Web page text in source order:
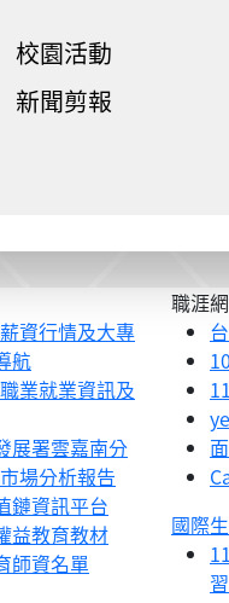
校園活動
新聞剪報
資行情及大專
航
業就業資訊及
展署雲嘉南分
場分析報告
鏈資訊平台
益教育教材
師資名單
職涯
國際